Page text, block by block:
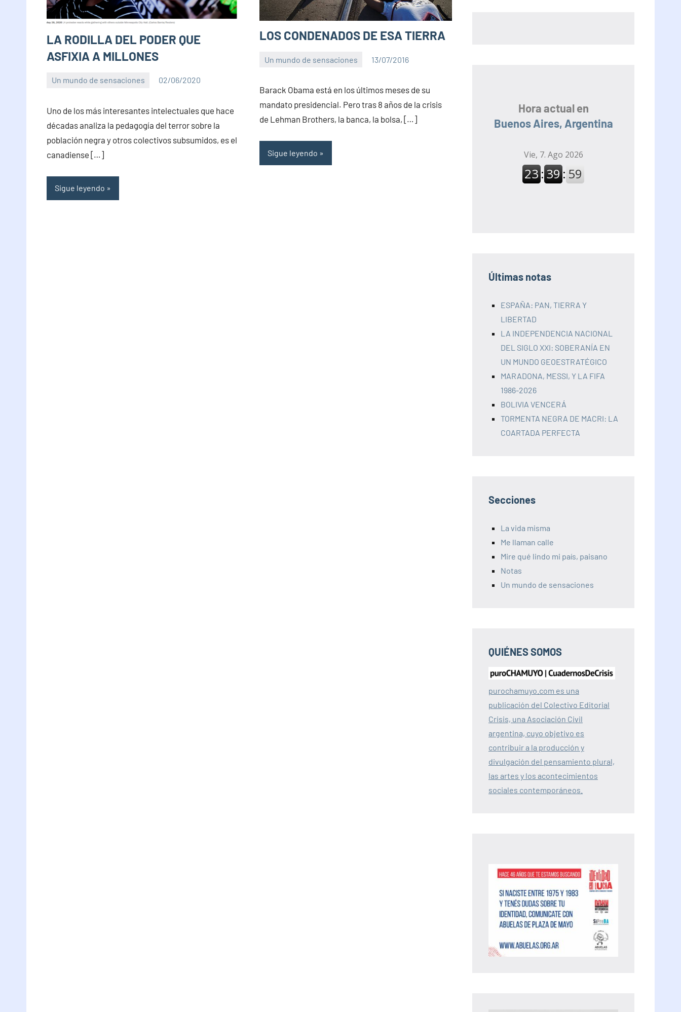
LA RODILLA DEL PODER QUE
ASFIXIA A MILLONES
Un mundo de sensaciones 02/06/2020
Uno de los más interesantes intelectuales que hace
décadas analiza la pedagogía del terror sobre la
población negra y otros colectivos subsumidos, es el
canadiense […]
Sigue leyendo
LOS CONDENADOS DE ESA TIERRA
Un mundo de sensaciones 13/07/2016
comentarios
Barack Obama está en los últimos meses de su
mandato presidencial. Pero tras 8 años de la crisis
de Lehman Brothers, la banca, la bolsa, […]
Sigue leyendo
Hora actual en
Buenos Aires, Argentina
Últimas notas
ESPAÑA: PAN, TIERRA Y
LIBERTAD
LA INDEPENDENCIA NACIONAL
DEL SIGLO XXI: SOBERANÍA EN
UN MUNDO GEOESTRATÉGICO
MARADONA, MESSI, Y LA FIFA
1986-2026
BOLIVIA VENCERÁ
TORMENTA NEGRA DE MACRI: LA
COARTADA PERFECTA
Secciones
La vida misma
Me llaman calle
Mire qué lindo mi país, paisano
Notas
Un mundo de sensaciones
QUIÉNES SOMOS
purochamuyo.com es una
publicación del Colectivo Editorial
Crisis, una Asociación Civil
argentina, cuyo objetivo es
contribuir a la producción y
divulgación del pensamiento plural,
las artes y los acontecimientos
sociales contemporáneos.